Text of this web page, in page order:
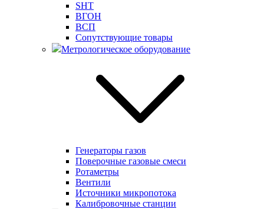
SHT
ВГОН
ВСП
Сопутствующие товары
Метрологическое оборудование
Генераторы газов
Поверочные газовые смеси
Ротаметры
Вентили
Источники микропотока
Калибровочные станции